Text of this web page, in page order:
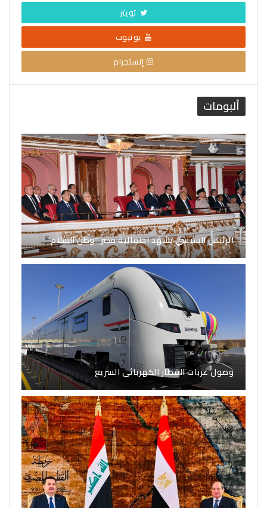
تويتر
يوتيوب
إنستجرام
ألبومات
الرئيس السيسي يشهد احتفالية مصر “وطن السلام”
وصول عربات القطار الكهربائى السريع